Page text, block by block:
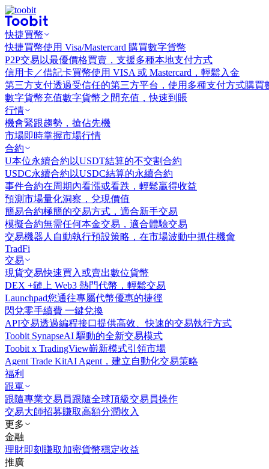
快捷買幣
快捷買幣使用 Visa/Mastercard 購買數字貨幣
P2P交易 以最優價格買賣，支援多種本地支付方式
信用卡／借記卡買幣使用 VISA 或 Mastercard，輕鬆入金
第三方支付透過受信任的第三方平台，使用多種支付方式購買
數字貨幣充值數字貨幣之間充值，快速到賬
行情
機會緊跟趨勢，搶佔先機
市場即時掌握市場行情
合約
U本位永續合約 以USDT結算的不交割合約
USDC永續合約 以USDC結算的永續合約
事件合約在周期內看漲或看跌，輕鬆贏得收益
預測市場量化洞察，兌現價值
簡易合約極簡的交易方式，適合新手交易
模擬合約無需任何本金交易，適合體驗交易
交易機器人 自動執行預設策略，在市場波動中抓住機會
TradFi
交易
現貨交易快速買入或賣出數位貨幣
DEX +鏈上 Web3 熱門代幣，輕鬆交易
Launchpad您通往專屬代幣優惠的捷徑
閃兌零手續費 一鍵兌換
API交易透過編程接口提供高效、快速的交易執行方式
Toobit SynapseAI 驅動的全新交易模式
Toobit x TradingView嶄新模式引領市場
Agent Trade KitAI Agent，建立自動化交易策略
福利
跟單
跟隨專業交易員跟隨全球頂級交易員操作
交易大師招募賺取高額分潤收入
更多
金融
理財即刻賺取加密貨幣穩定收益
推廣